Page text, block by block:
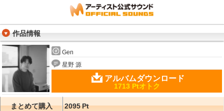
作品情報
Gen
星野 源
アルバムダウンロード
1713 Ptオトク
まとめて購入 2095Pt